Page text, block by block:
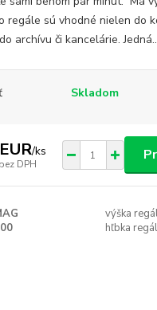
regále sú vhodné nielen do
archívu či kancelárie.
Skladom
/ks
bez DPH
výška
hľbka